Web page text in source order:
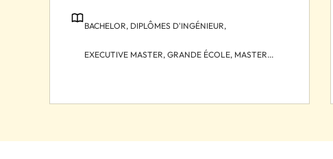
BACHELOR, DIPLÔMES D'INGÉNIEUR,
EXECUTIVE MASTER, GRANDE ÉCOLE, MASTER...